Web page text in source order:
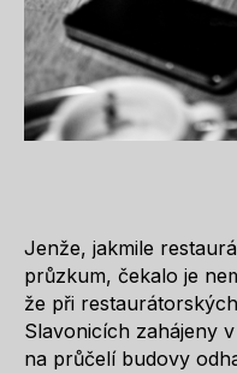
Jenže, jakmile
průzkum, čekalo je
že při
Slavonicích zahájeny
na průčelí budovy